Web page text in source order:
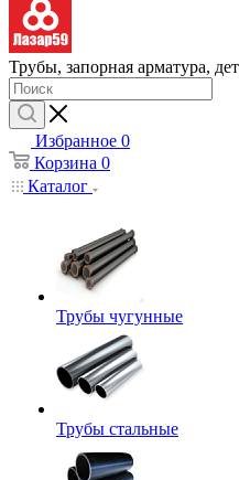
Трубы, запорная арматура,
Избранное 0
Корзина 0
Каталог
Трубы чугунные
Трубы стальные